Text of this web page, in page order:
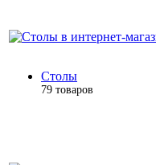
Столы
79 товаров